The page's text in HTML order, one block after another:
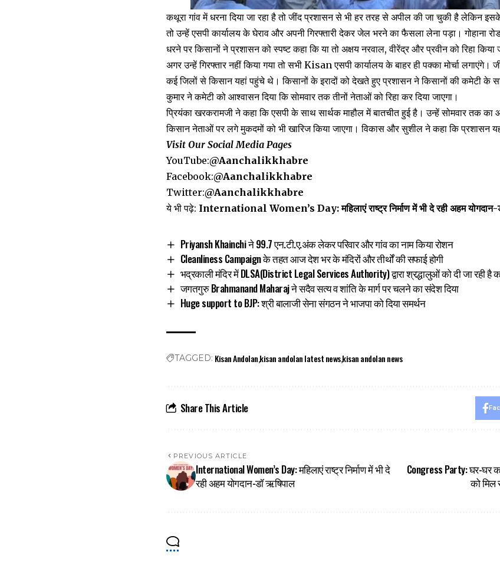
कथूरा गांव में धरना दिया जा रहा है तो जींद प्रशासन से भी हर तरह से अपील की जा चुकी है लेकिन इसके
तो उन्हें एसपी कार्यालय के घेराव और अपनी गिरफ्तारी देकर जेल भरने का फैसला लेना पड़ा। गोहाना
धरने पर किसानों ने प्रशासन को स्पष्ट कहा कि या तो अक्षय नरवाल, वीरेंद्र और प्रवीन को रिहा
अगर उन्हें गिरफ्तार नहीं किया गया तो सभी Kisan एसपी कार्यालय के बाहर ही पक्का मोर्चा
कई जिलों से किसान यहां पहुंचे थे। किसानों के इरादों को देखते हुए प्रशासन ने किसानों की कमेटी के
कुमार ने कमेटी को आश्वासन दिया कि साेमवार तक तीनों नेताओं को रिहा कर दिया जाएगा।
प्रियंका खरकरामजी ने कहा कि एसपी के साथ सार्थक माहौल में बातचीत हुई है। उन्हें सोमवार तक का
किसान नेताओं पर लगे मुकदमों को भी खारिज किया जाएगा। विकास और सुशील ने कहा कि प्रशासन यह
Visit Our Social Media Pages
YouTube:@Aanchalikkhabre
Facebook:@Aanchalikkhabre
Twitter:@Aanchalikkhabre
ये भी पढ़े: International Women’s Day: महिलाएं राष्ट्र निर्माण में भी दे रही अहम योगदान-
Priyansh Khainchi ने 99.7 एन.टी.ए.अंक लेकर परिवार और गांव का नाम किया रोशन
Cleanliness Campaign के तहत आज देश भर के मंदिरों और तीर्थों की सफाई होगी
भद्रकाली मंदिर में DLSA(District Legal Services Authority) द्वारा श्रद्धालुओं को दी जा रही है
जगतगुरु Brahmanand Maharaj ने सदैव सत्य व शांति के मार्ग पर चलने का संदेश दिया
Huge support to BJP: श्री बालाजी सेना संगठन ने भाजपा को दिया समर्थन
TAGGED: Kisan Andolankisan andolan latest newskisan andolan news
Share This Article
PREVIOUS ARTICLE
International Women’s Day: महिलाएं राष्ट्र निर्माण में भी दे
रही अहम योगदान-डॉ ऋषिपाल
Congress Party: घर-घर
को मिल